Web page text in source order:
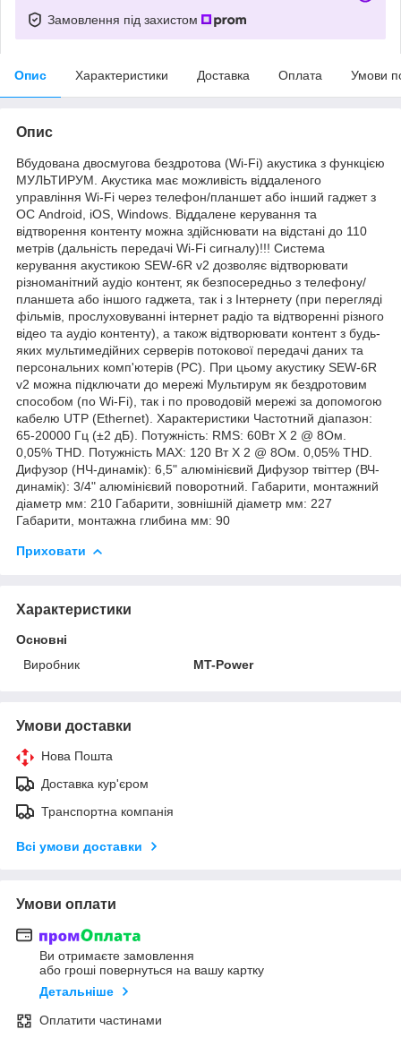
Замовлення під захистом
Опис Характеристики Доставка Оплата Умови
Опис
Вбудована двосмугова бездротова (Wi-Fi) акустика з функцією
МУЛЬТИРУМ. Акустика має можливість віддаленого
управління Wi-Fi через телефон/планшет або інший гаджет з
ОС Android, iOS, Windows. Віддалене керування та
відтворення контенту можна здійснювати на відстані до 110
метрів (дальність передачі Wi-Fi сигналу)!!! Система
керування акустикою SEW-6R v2 дозволяє відтворювати
різноманітний аудіо контент, як безпосередньо з телефону/
планшета або іншого гаджета, так і з Інтернету (при перегляді
фільмів, прослуховуванні інтернет радіо та відтворенні різного
відео та аудіо контенту), а також відтворювати контент з будь-
яких мультимедійних серверів потокової передачі даних та
персональних комп'ютерів (PC). При цьому акустику SEW-6R
v2 можна підключати до мережі Мультирум як бездротовим
способом (по Wi-Fi), так і по проводовій мережі за допомогою
кабелю UTP (Ethernet). Характеристики Частотний діапазон:
65-20000 Гц (±2 дБ). Потужність: RMS: 60Вт X 2 @ 8Ом.
0,05% THD. Потужність MAX: 120 Вт X 2 @ 8Ом. 0,05% THD.
Дифузор (НЧ-динамік): 6,5" алюмінієвий Дифузор твіттер (ВЧ-
динамік): 3/4" алюмінієвий поворотний. Габарити, монтажний
діаметр мм: 210 Габарити, зовнішній діаметр мм: 227
Габарити, монтажна глибина мм: 90
Приховати
Характеристики
Основні
Виробник
MT-Power
Умови доставки
Нова Пошта
Доставка кур'єром
Транспортна компанія
Всі умови доставки
Умови оплати
Ви отримаєте замовлення
або гроші повернуться на вашу картку
Детальніше
Оплатити частинами